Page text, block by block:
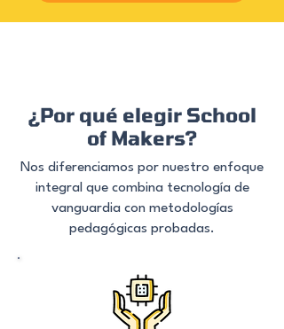
¿Por qué elegir School
of Makers?
Nos diferenciamos por nuestro enfoque
integral que combina tecnología de
vanguardia con metodologías
pedagógicas probadas.